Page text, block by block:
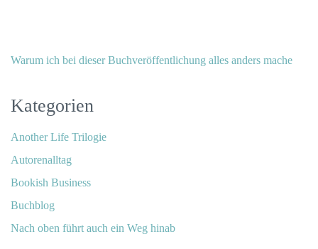
Warum ich bei dieser Buchveröffentlichung alles anders mache
Kategorien
Another Life Trilogie
Autorenalltag
Bookish Business
Buchblog
Nach oben führt auch ein Weg hinab